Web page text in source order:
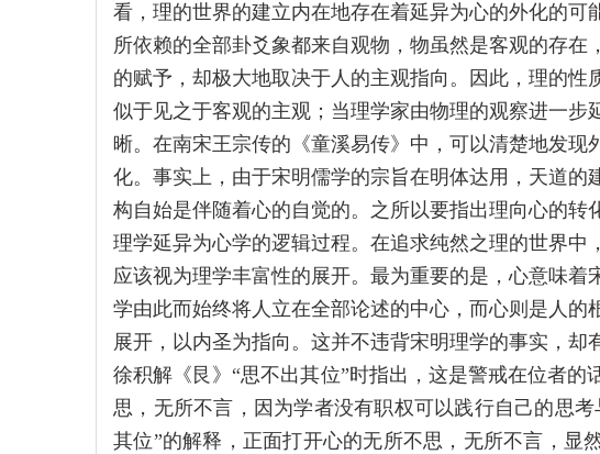
看，理的世界的建立内在地存在着延异为心的外化的可
所依赖的全部卦爻象都来自观物，物虽然是客观的存在
的赋予，却极大地取决于人的主观指向。因此，理的性
似于见之于客观的主观；当理学家由物理的观察进一步
晰。在南宋王宗传的《童溪易传》中，可以清楚地发
化。事实上，由于宋明儒学的宗旨在明体达用，天道的
构自始是伴随着心的自觉的。之所以要指出理向心的转
理学延异为心学的逻辑过程。在追求纯然之理的世界中
应该视为理学丰富性的展开。最为重要的是，心意味着
学由此而始终将人立在全部论述的中心，而心则是人的
展开，以内圣为指向。这并不违背宋明理学的事实，却
徐积解《艮》“思不出其位”时指出，这是警戒在位者的
思，无所不言，因为学者没有职权可以践行自己的思
其位”的解释，正面打开心的无所不思，无所不言，显